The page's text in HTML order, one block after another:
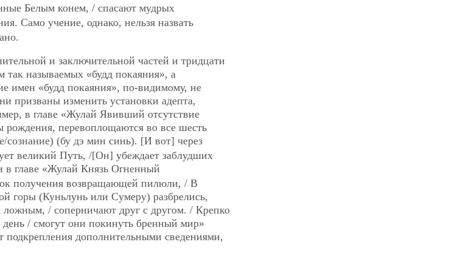
Белым конем, / спасают мудрых
Само учение, однако, нельзя назвать
и заключительной частей и тридцати
так называемых «будд покаяния», а
имен «будд покаяния», по-видимому, не
призваны изменить установки адепта,
в главе «Жулай Явивший отсутствие
рождения, перевоплощаются во все шесть
cознание) (бу дэ мин синь). [И вот] через
великий Путь, /[Он] убеждает заблудших
в главе «Жулай Князь Огненный
получения возвращающей пилюли, / В
горы (Куньлунь или Сумеру) разбрелись,
/ соперничают друг с другом. / Крепко
/ смогут они покинуть бренный мир»
подкрепления дополнительными сведениями,